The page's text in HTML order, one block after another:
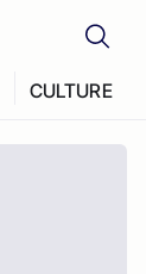
CULTURE